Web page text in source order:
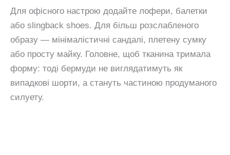
Для офісного настрою додайте лофери, балетки
або slingback shoes. Для більш розслабленого
образу — мінімалістичні сандалі, плетену сумку
або просту майку. Головне, щоб тканина тримала
форму: тоді бермуди не виглядатимуть як
випадкові шорти, а стануть частиною продуманого
силуету.